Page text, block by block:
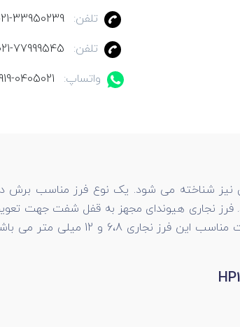
تلفن:
33950239
تلفن:
77999545
واتساپ:
0405021
محصول 60 میلی متر می باشد. فرز نجاری هیوندای مجهز
محصول سبب کنترل سرعت می